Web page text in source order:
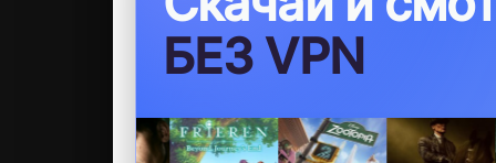
БЕЗ VPN